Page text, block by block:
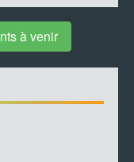
à venir